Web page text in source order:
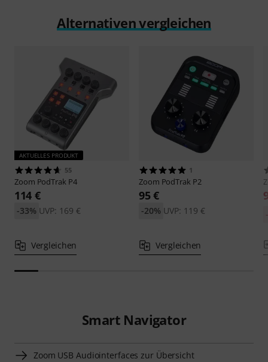
Alternativen vergleichen
AKTUELLES PRODUKT
55
Zoom PodTrak P4
114 €
UVP: 169 €
-33%
Vergleichen
1
Zoom PodTrak P2
95 €
UVP: 119 €
-20%
Vergleichen
Smart Navigator
Zoom USB Audiointerfaces zur Übersicht